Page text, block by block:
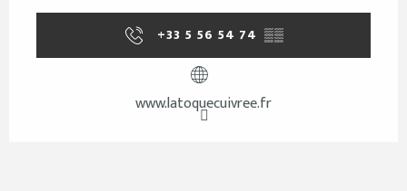
+33 5 56 54 74 ▒▒
www.latoquecuivree.fr